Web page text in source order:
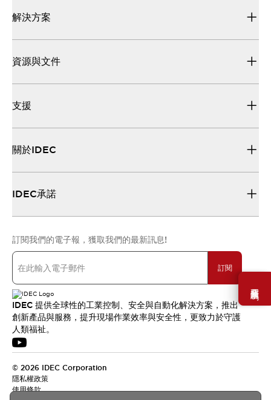
需要幫助嗎？
解決方案
資源與文件
支援
關於IDEC
IDEC承諾
訂閱我們的電子報，獲取我們的最新訊息!
訂閱
IDEC 提供全球性的工業控制、安全與自動化解決方案，推出
創新產品與服務，提升現場作業效率與安全性，更致力於守護
人類福祉。
© 2026 IDEC Corporation
隱私權政策
使用條款